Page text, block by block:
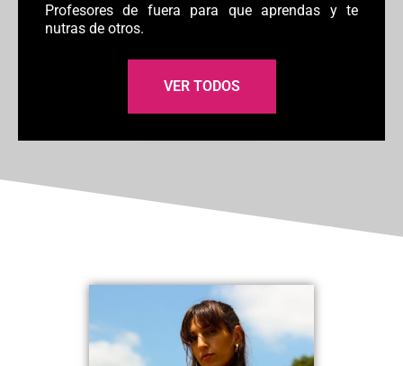
Profesores de fuera para que aprendas y te
nutras de otros.
VER TODOS